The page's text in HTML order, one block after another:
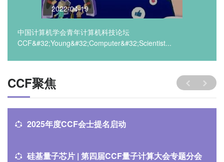
2022-04-19
中国计算机学会青年计算机科技论坛
CCF&#32;Young&#32;Computer&#32;Scientist...
CCF聚焦
2025年度CCF会士提名启动
硅基量子芯片 | 第四届CCF量子计算大会专题分会